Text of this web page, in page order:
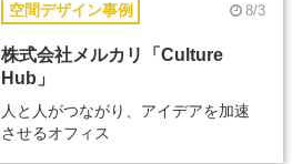
空間デザイン事例 8/3
株式会社メルカリ「Culture
Hub」
人と人がつながり、アイデアを加速
させるオフィス